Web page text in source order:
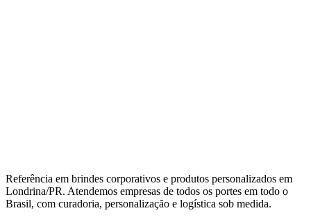
Referência em brindes corporativos e produtos personalizados em
Londrina/PR. Atendemos empresas de todos os portes em todo o
Brasil, com curadoria, personalização e logística sob medida.